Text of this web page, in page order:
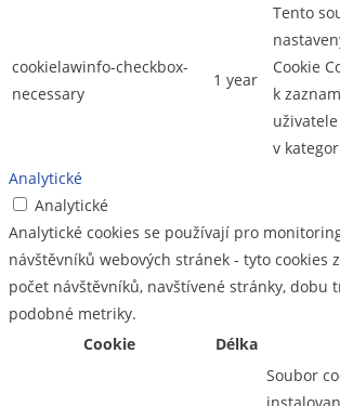
cookielawinfo-checkbox-
necessary
1 year
Tento
Cookie
k
v
Analytické
Analytické
Analytické cookies se používají pro
návštěvníků webových stránek - tyto cookies
počet návštěvníků, navštívené stránky, dobu
podobné metriky.
Cookie
Délka
Soubor